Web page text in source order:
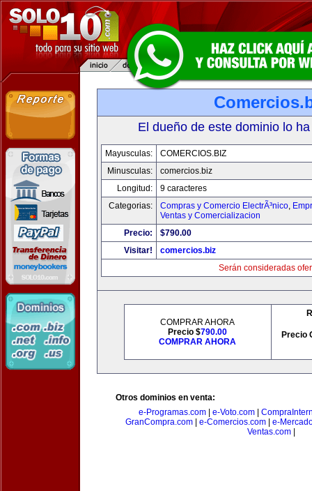
El dueño de este dominio lo
Mayusculas:
COMERCIOS.BIZ
Minusculas:
comercios.biz
Longitud:
9 caracteres
Categorias:
Compras y Comercio ElectrÃ³nico,
Ventas y Comercializacion
Precio:
$790.00
Visitar!
comercios.biz
Serán consideradas
COMPRAR AHORA
Precio $790.00
COMPRAR AHORA
Precio
Otros dominios en venta:
e-Programas.com
e-Voto.com
GranCompra.com
e-Comercios.com
e-
Ventas.com|